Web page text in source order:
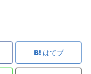
はてブ